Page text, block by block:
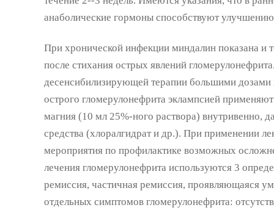
анаболические гормоны способствуют
При хронической инфекции миндалин показана и
после стихания острых явлений
десенсибилизирующей терапии большими
острого гломерулонефрита эклампсией
магния (10 мл 25%-ного раствора) внутривенно,
средства (хлоралгидрат и др.). При применении
мероприятия по профилактике возможных
лечения гломерулонефрита используются 3
ремиссия, частичная ремиссия, проявляющаяся
отдельных симптомов гломерулонефрита: